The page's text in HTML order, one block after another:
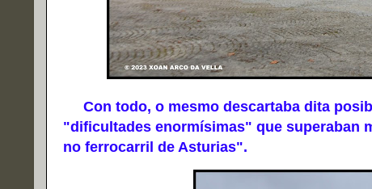
Con todo, o mesmo descartaba dita
"dificultades enormísimas" que superaban
no ferrocarril de Asturias".